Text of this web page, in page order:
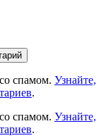
спамом. Узнайте,
.
спамом. Узнайте,
.